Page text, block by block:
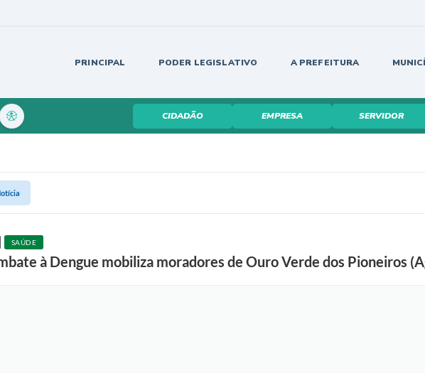
PRINCIPAL PODER LEGISLATIVO A PREFEITURA
CIDADÃO EMPRESA SERVIDOR
SAÚDE
à Dengue mobiliza moradores de Ouro Verde dos Pioneiros